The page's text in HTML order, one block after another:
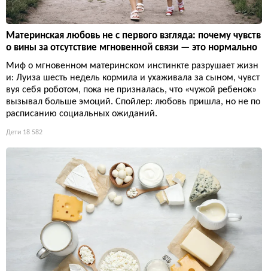
Материнская любовь не с первого взгляда: почему чувств
о вины за отсутствие мгновенной связи — это нормально
Миф о мгновенном материнском инстинкте разрушает жизн
и: Луиза шесть недель кормила и ухаживала за сыном, чувст
вуя себя роботом, пока не призналась, что «чужой ребенок»
вызывал больше эмоций. Спойлер: любовь пришла, но не по
расписанию социальных ожиданий.
Дети 18 582